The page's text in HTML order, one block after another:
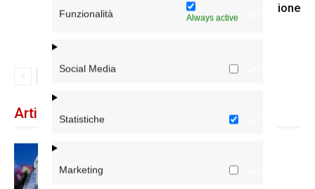
Funzionalità Always active
Social Media
Statistiche
Marketing
E’ entrato nella luce della Resurrezione
il diacono Mario Ciccalotti
Articoli recenti